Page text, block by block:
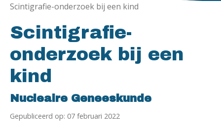
Scintigrafie-onderzoek bij een kind
Scintigrafie-
onderzoek bij een
kind
Nucleaire Geneeskunde
Gepubliceerd op: 07 februari 2022